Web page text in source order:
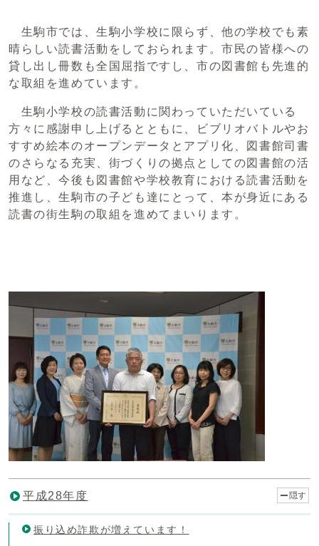
生駒市では、生駒小学校に限らず、他の学校でも素
晴らしい読書活動をしておられます。市民の皆様への
貸し出し冊数も全国屈指ですし、市の図書館も先進的
な取組を進めています。
生駒小学校の読書活動に関わっていただいている
方々に感謝申し上げるとともに、ビブリオバトルやお
すすめ絵本のオープンデータとアプリ化、図書館司書
のさらなる充実、街づくりの拠点としての図書館の活
用など、今後も図書館や学校教育における読書活動を
推進し、生駒市の子ども達にとって、本が身近にある
読書の街生駒の取組を進めてまいります。
平成28年度 隠す
振り込め詐欺が増えています！